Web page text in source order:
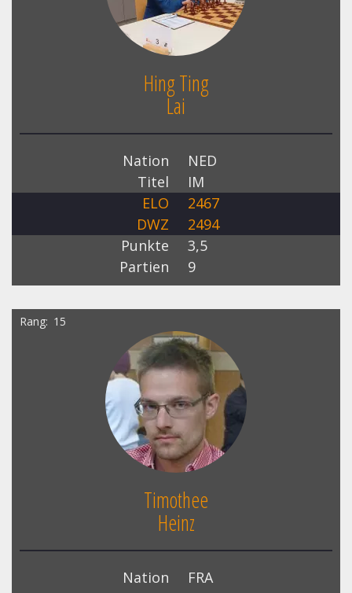
Hing Ting
Lai
Nation
NED
Titel
IM
ELO
2467
DWZ
2494
Punkte
3,5
Partien
9
Rang 15
Timothee
Heinz
Nation
FRA